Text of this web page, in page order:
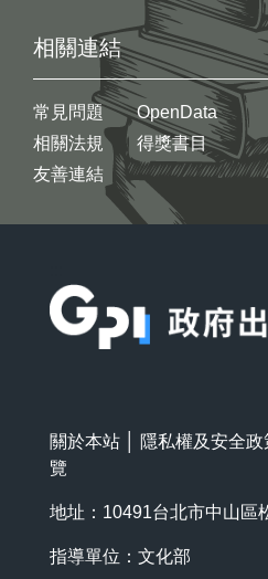
相關連結
常見問題
相關法規
友善連結
OpenData
得獎書目
關於本站 隱私權及安全政
覽
地址：10491台北市中山區
指導單位：文化部